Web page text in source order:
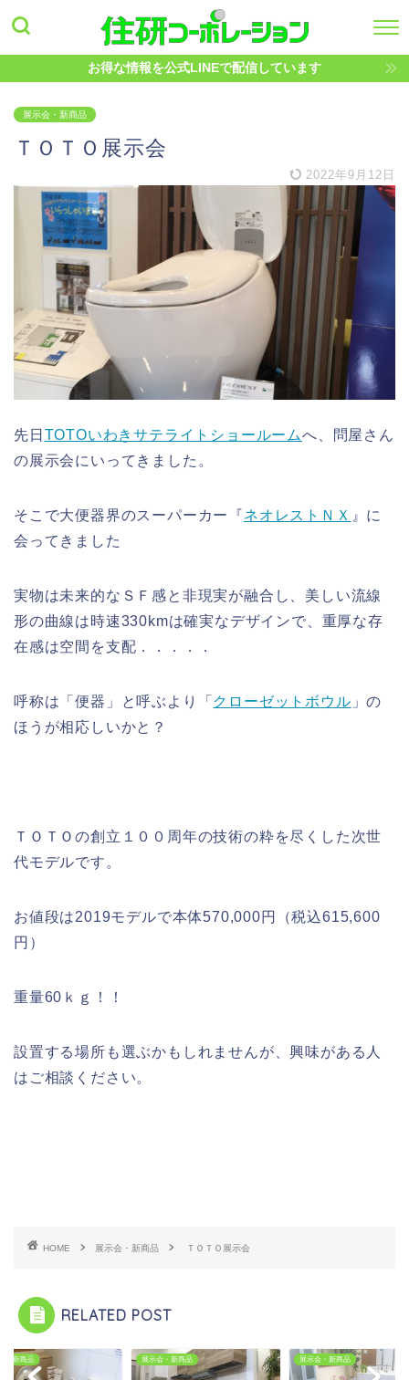
お得な情報を公式LINEで配信しています
展示会・新商品
ＴＯＴＯ展示会
2022年9月12日
先日 TOTOいわきサテライトショールームへ、問屋さん
の展示会にいってきました。
そこで大便器界のスーパーカー『ネオレストＮＸ 』に
会ってきました
実物は未来的なＳＦ感と非現実が融合し、美しい流線
形の曲線は時速330kmは確実なデザインで、重厚な存
在感は空間を支配．．．．．
呼称は「便器」と呼ぶより「 クローゼットボウル 」の
ほうが相応しいかと？
ＴＯＴＯの創立１００周年の技術の粋を尽くした次世
代モデルです。
お値段は2019モデルで本体570,000円（税込615,600
円）
重量60ｋｇ！！
設置する場所も選ぶかもしれませんが、興味がある人
はご相談ください。
HOME 展示会・新商品 ＴＯＴＯ展示会
RELATED POST
・新商品 展示会・新商品 展示会・新商品